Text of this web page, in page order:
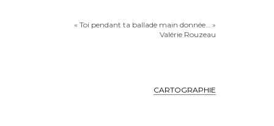
« Toi pendant ta ballade main donnée… »
Valérie Rouzeau
CARTOGRAPHIE